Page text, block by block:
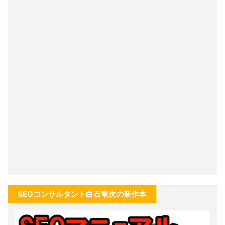
SEOコンサルタント白石竜次の新作本